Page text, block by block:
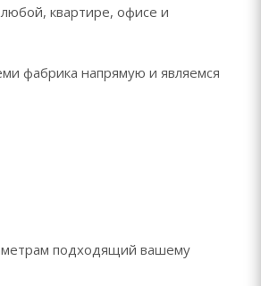
квартире, офисе и
фабрика напрямую и являемся
подходящий вашему